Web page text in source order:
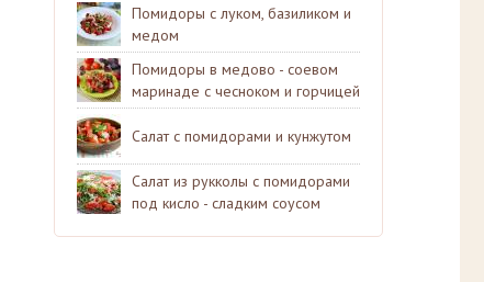
Помидоры с луком, базиликом и
медом
Помидоры в медово - соевом
маринаде с чесноком и горчицей
Салат с помидорами и кунжутом
Салат из рукколы с помидорами
под кисло - сладким соусом